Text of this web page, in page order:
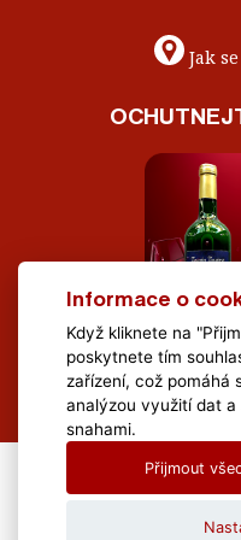
Jak
All Rights Reserved
Informace o
Když kliknete na
poskytnete tím
zařízení, což pomáhá
analýzou využití dat
snahami.
Přijmout